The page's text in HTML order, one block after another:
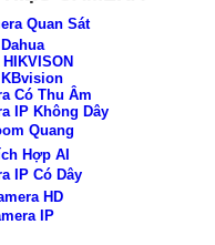
Quan Sát
Có Thu Âm
IP Không Dây
Quang
Hợp AI
IP Có Dây
HD
IP